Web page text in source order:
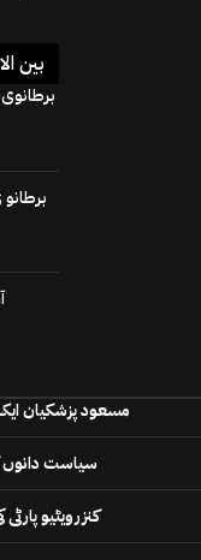
بین
مسعود پزشکیان ایک کروڑ 70 لاکھ ووٹ حاصل کرکے
سیاست دانوں
کنزرویٹیو